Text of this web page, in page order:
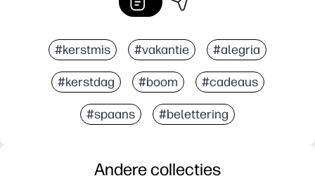
#kerstmis #vakantie #alegria
#kerstdag #boom #cadeaus
#spaans #belettering
Andere collecties